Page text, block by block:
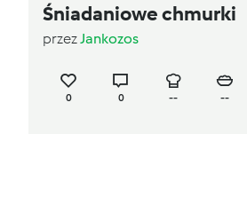
Śniadaniowe chmurki
przezJankozos
0 0 -- --